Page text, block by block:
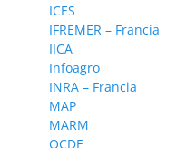
ICES
IFREMER – Francia
IICA
Infoagro
INRA – Francia
MAP
MARM
OCDE